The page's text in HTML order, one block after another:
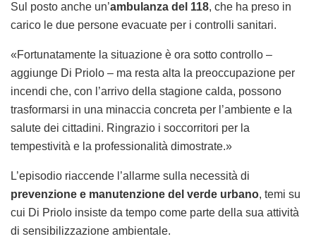
Sul posto anche un’ambulanza del 118, che ha preso in
carico le due persone evacuate per i controlli sanitari.
«Fortunatamente la situazione è ora sotto controllo –
aggiunge Di Priolo – ma resta alta la preoccupazione per
incendi che, con l’arrivo della stagione calda, possono
trasformarsi in una minaccia concreta per l’ambiente e la
salute dei cittadini. Ringrazio i soccorritori per la
tempestività e la professionalità dimostrate.»
L’episodio riaccende l’allarme sulla necessità di
prevenzione e manutenzione del verde urbano, temi su
cui Di Priolo insiste da tempo come parte della sua attività
di sensibilizzazione ambientale.